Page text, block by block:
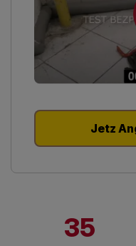
Jetz
35